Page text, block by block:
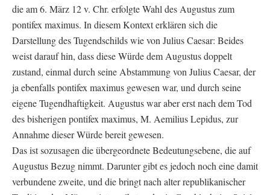
die am 6. März 12 v. Chr. erfolgte Wahl des Augustus zum
pontifex maximus. In diesem Kontext erklären sich die
Darstellung des Tugendschilds wie von Julius Caesar: Beides
weist darauf hin, dass diese Würde dem Augustus doppelt
zustand, einmal durch seine Abstammung von Julius Caesar, der
ja ebenfalls pontifex maximus gewesen war, und durch seine
eigene Tugendhaftigkeit. Augustus war aber erst nach dem Tod
des bisherigen pontifex maximus, M. Aemilius Lepidus, zur
Annahme dieser Würde bereit gewesen.
Das ist sozusagen die übergeordnete Bedeutungsebene, die auf
Augustus Bezug nimmt. Darunter gibt es jedoch noch eine damit
verbundene zweite, und die bringt nach alter republikanischer